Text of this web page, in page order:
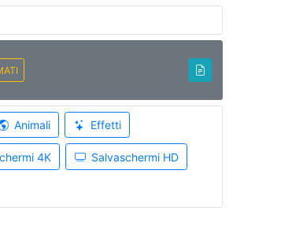
Animali Effetti
4K Salvaschermi HD